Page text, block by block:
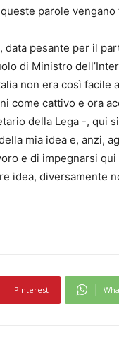
parole vengano
data pesante per il
di Ministro
non era così facile
come cattivo e ora
della Lega -, qui
mia idea e, anzi,
e di impegnarsi
idea, diversamente
Pinterest